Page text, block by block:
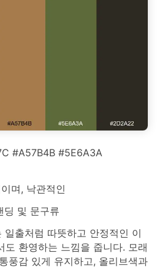
#A57B4B #5E6A3A
며, 낙관적인
딩 및 문구류
출처럼 따뜻하고 안정적인 이
도 환영하는 느낌을 줍니다. 모래
풍감 있게 유지하고, 올리브색과